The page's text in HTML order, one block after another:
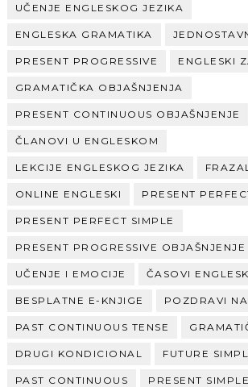
UČENJE ENGLESKOG JEZIKA
ENGLESKA GRAMATIKA
PRESENT PROGRESSIVE ENGLESKI
GRAMATIČKA OBJAŠNJENJA
PRESENT CONTINUOUS OBJAŠNJENJE
ČLANOVI U ENGLESKOM
LEKCIJE ENGLESKOG JEZIKA
ONLINE ENGLESKI PRESENT
PRESENT PERFECT SIMPLE
PRESENT PROGRESSIVE OBJAŠNJENJE
UČENJE I EMOCIJE ČASOVI
BESPLATNE E-KNJIGE POZDRAVI
PAST CONTINUOUS TENSE
DRUGI KONDICIONAL FUTURE
PAST CONTINUOUS PRESENT